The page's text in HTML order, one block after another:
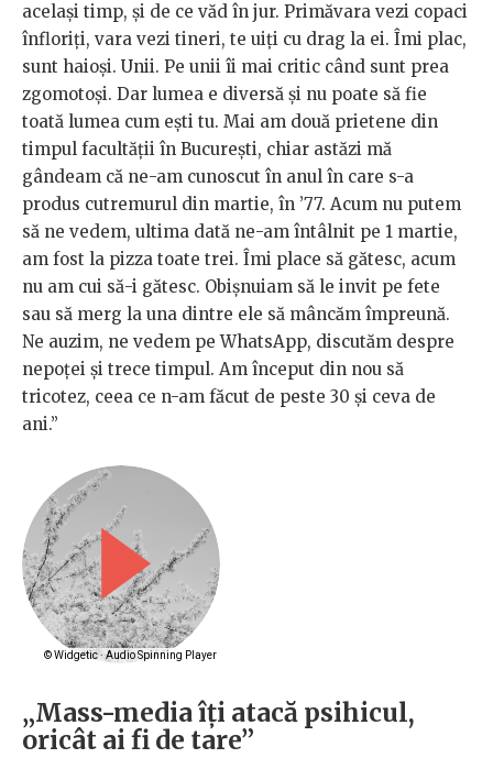
același timp, și de ce văd în jur. Primăvara vezi copaci
înfloriți, vara vezi tineri, te uiți cu drag la ei. Îmi plac,
sunt haioși. Unii. Pe unii îi mai critic când sunt prea
zgomotoși. Dar lumea e diversă și nu poate să fie
toată lumea cum ești tu. Mai am două prietene din
timpul facultății în București, chiar astăzi mă
gândeam că ne-am cunoscut în anul în care s-a
produs cutremurul din martie, în ’77. Acum nu putem
să ne vedem, ultima dată ne-am întâlnit pe 1 martie,
am fost la pizza toate trei. Îmi place să gătesc, acum
nu am cui să-i gătesc. Obișnuiam să le invit pe fete
sau să merg la una dintre ele să mâncăm împreună.
Ne auzim, ne vedem pe WhatsApp, discutăm despre
nepoței și trece timpul. Am început din nou să
tricotez, ceea ce n-am făcut de peste 30 și ceva de
ani.”
„Mass-media îți atacă psihicul,
oricât ai fi de tare”